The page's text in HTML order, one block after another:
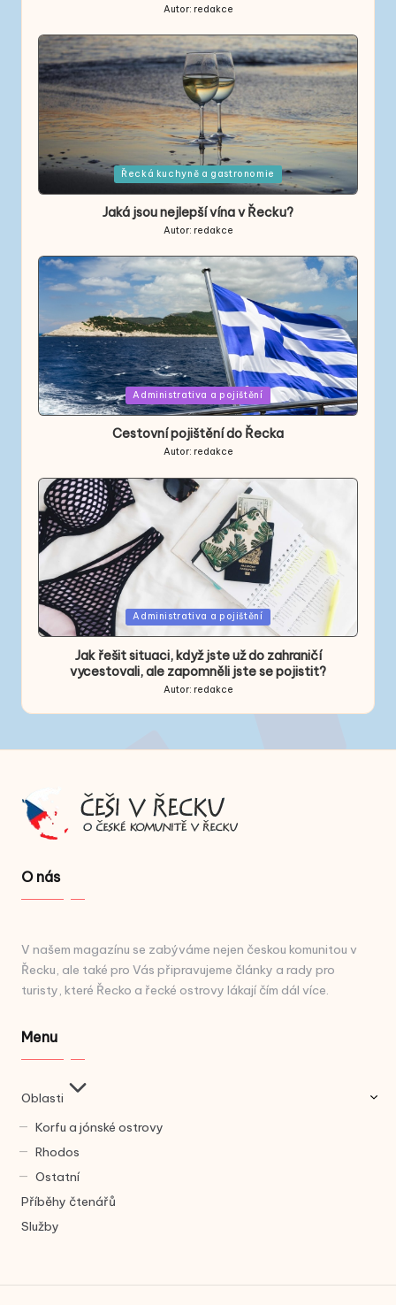
Posted
Autor: redakce
Posted
in
Řecká kuchyně a gastronomie
Jaká jsou nejlepší vína v Řecku?
Posted
by
Autor: redakce
Posted
in
Administrativa a pojištění
Cestovní pojištění do Řecka
Autor: redakce
Posted
in
Administrativa a pojištění
Jak řešit situaci, když jste už do zahraničí
vycestovali, ale zapomněli jste se pojistit?
Posted
by
Autor: redakce
O nás
V našem magazínu se zabýváme nejen českou komunitou v
Řecku, ale také pro Vás připravujeme články a rady pro
turisty, které Řecko a řecké ostrovy lákají čím dál více.
Menu
Oblasti
Korfu a jónské ostrovy
Rhodos
Ostatní
Příběhy čtenářů
Služby